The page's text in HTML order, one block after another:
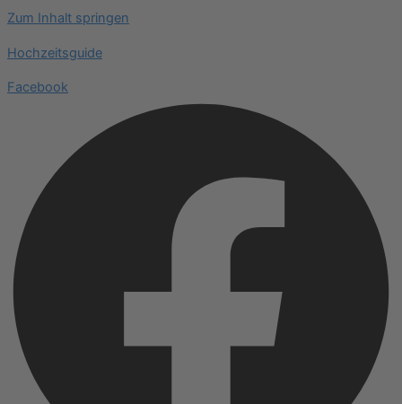
Zum Inhalt springen
Hochzeitsguide
Facebook